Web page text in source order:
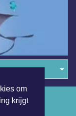
om
krijgt